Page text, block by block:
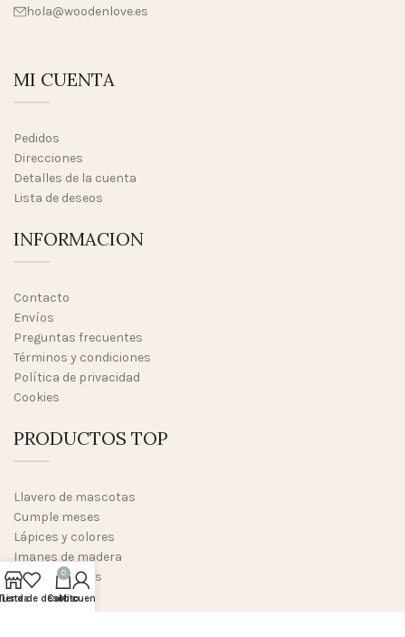
hola@woodenlove.es
MI CUENTA
Pedidos
Direcciones
Detalles de la cuenta
Lista de deseos
INFORMACION
Contacto
Envíos
Preguntas frecuentes
Términos y condiciones
Política de privacidad
Cookies
PRODUCTOS TOP
Llavero de mascotas
Cumple meses
Lápices y colores
Imanes de madera
Marco de fotos
Yoyós
Lista de deseos
0
Carrito
Mi cuenta